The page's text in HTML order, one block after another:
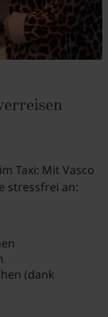
Taxi: Mit Vasco
stressfrei an:
(dank